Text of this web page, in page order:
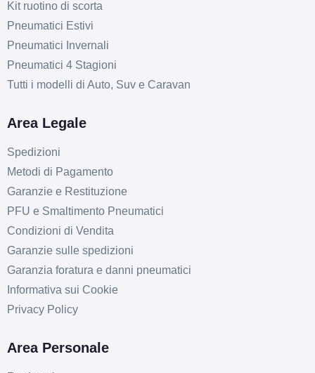
Kit ruotino di scorta
Pneumatici Estivi
Pneumatici Invernali
Pneumatici 4 Stagioni
Tutti i modelli di Auto, Suv e Caravan
Area Legale
Spedizioni
Metodi di Pagamento
Garanzie e Restituzione
PFU e Smaltimento Pneumatici
Condizioni di Vendita
Garanzie sulle spedizioni
Garanzia foratura e danni pneumatici
Informativa sui Cookie
Privacy Policy
Area Personale